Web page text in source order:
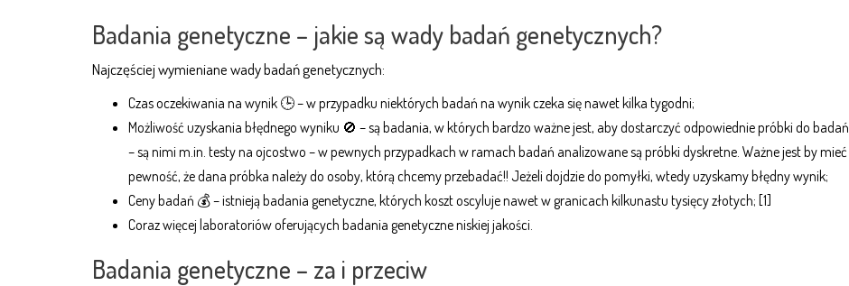
Badania genetyczne – jakie są wady badań genetycznych?
Najczęściej wymieniane wady badań genetycznych:
Czas oczekiwania na wynik 🕒 – w przypadku niektórych badań na wynik czeka się nawet kilka tygodni;
Możliwość uzyskania błędnego wyniku 🚫 – są badania, w których bardzo ważne jest, aby dostarczyć odpowiednie próbki do badań
– są nimi m.in. testy na ojcostwo – w pewnych przypadkach w ramach badań analizowane są próbki dyskretne. Ważne jest by mieć
pewność, że dana próbka należy do osoby, którą chcemy przebadać!! Jeżeli dojdzie do pomyłki, wtedy uzyskamy błędny wynik;
Ceny badań 💰 – istnieją badania genetyczne, których koszt oscyluje nawet w granicach kilkunastu tysięcy złotych; [1]
Coraz więcej laboratoriów oferujących badania genetyczne niskiej jakości.
Badania genetyczne – za i przeciw